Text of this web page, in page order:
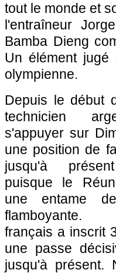
tout le monde et
l'entraîneur
Bamba Dieng
Un élément
olympienne.
Depuis le début
technicien
s'appuyer sur
une position de
jusqu'à
puisque le
une entame
flamboyante.
français a inscrit
une passe
jusqu'à présent.